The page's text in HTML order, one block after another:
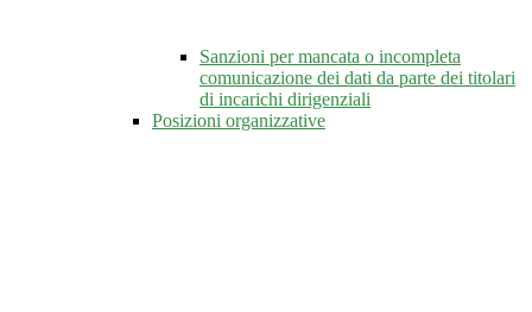
Sanzioni per mancata o incompleta
comunicazione dei dati da parte dei titolari
di incarichi dirigenziali
Posizioni organizzative